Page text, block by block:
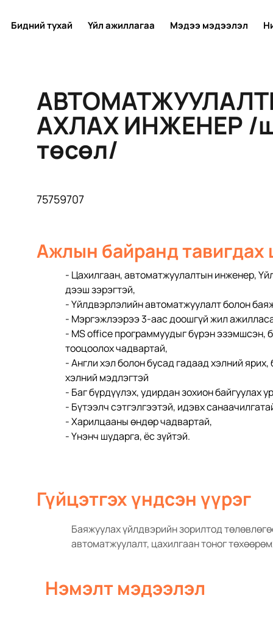
Бидний тухай Үйл ажиллагаа Мэдээ мэдээлэл
АХЛАХ ИНЖЕНЕР /
төсөл/
75759707
Ажлын байранд тавигдах
- Цахилгаан, автоматжуулалтын инженер,
дээш зэрэгтэй,
- Үйлдвэрлэлийн автоматжуулалт болон
- Мэргэжлээрээ 3-аас доошгүй жил
- МS office программуудыг бүрэн эзэмшсэн,
тооцоолох чадвартай,
- Англи хэл болон бусад гадаад хэлний
хэлний мэдлэгтэй
- Баг бүрдүүлэх, удирдан зохион байгуулах
- Бүтээлч сэтгэлгээтэй, идэвх
- Харилцааны өндөр чадвартай,
- Үнэнч шударга, ёс зүйтэй.
Гүйцэтгэх үндсэн үүрэг
Баяжуулах үйлдвэрийн зорилтод
автоматжуулалт, цахилгаан тоног
Нэмэлт мэдээлэл